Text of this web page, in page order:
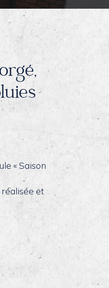
« Saison
et